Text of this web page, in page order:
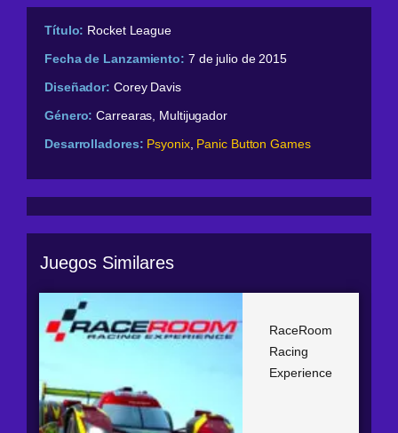
Título: Rocket League
Fecha de Lanzamiento: 7 de julio de 2015
Diseñador: Corey Davis
Género:Carrearas, Multijugador
Desarrolladores: Psyonix, Panic Button Games
Juegos Similares
RaceRoom
Racing
Experience